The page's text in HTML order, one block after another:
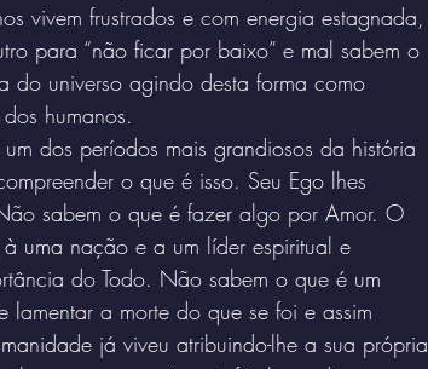
vivem frustrados e com energia estagnada,
para “não ficar por baixo” e mal sabem o
do universo agindo desta forma como
humanos.
dos períodos mais grandiosos da história
o que é isso. Seu Ego lhes
sabem o que é fazer algo por Amor. O
uma nação e a um líder espiritual e
do Todo. Não sabem o que é um
a morte do que se foi e assim
já viveu atribuindo-lhe a sua própria